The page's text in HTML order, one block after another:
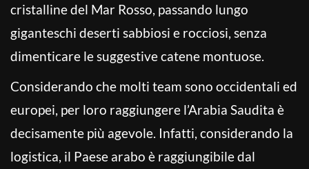
cristalline del Mar Rosso, passando lungo
giganteschi deserti sabbiosi e rocciosi, senza
dimenticare le suggestive catene montuose.
Considerando che molti team sono occidentali ed
europei, per loro raggiungere l’Arabia Saudita è
decisamente più agevole. Infatti, considerando la
logistica, il Paese arabo è raggiungibile dal